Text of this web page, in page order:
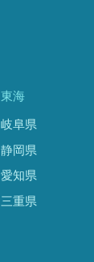
東海
岐阜県
静岡県
愛知県
三重県